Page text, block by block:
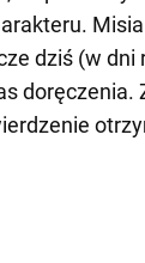
dziś (w dni
doręczenia.